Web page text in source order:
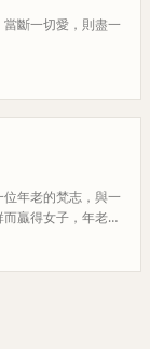
斷一切愛，則盡一
年老的梵志，與一
贏得女子，年老梵